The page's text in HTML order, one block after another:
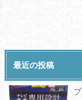
最近の投稿